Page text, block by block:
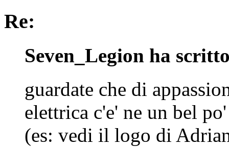
Re:
Seven_Legion ha
guardate che di
elettrica c'e' ne un bel
(es: vedi il logo di